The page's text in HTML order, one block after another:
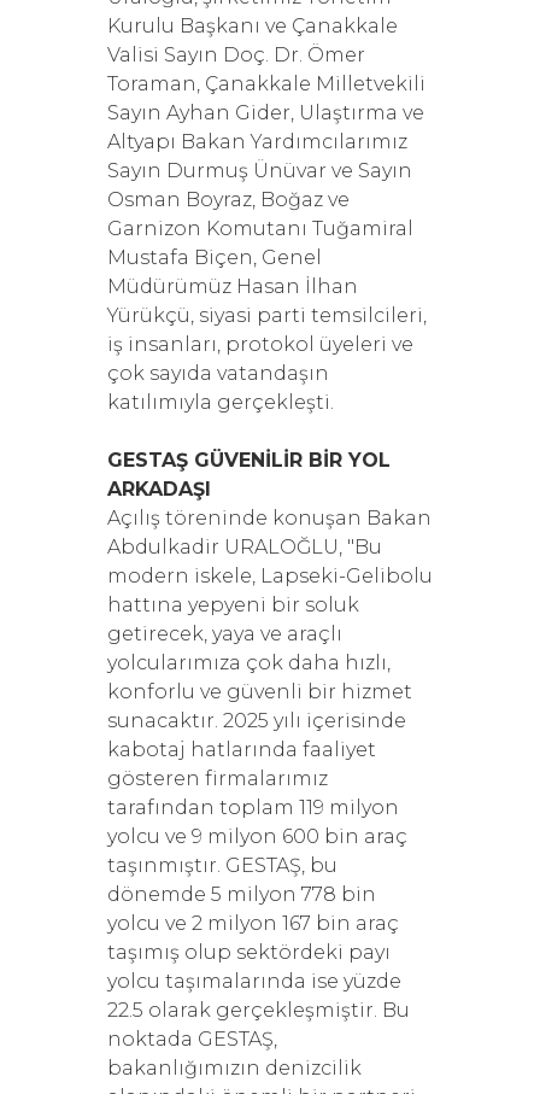
Kurulu Başkanı ve Çanakkale
Valisi Sayın Doç. Dr. Ömer
Toraman, Çanakkale Milletvekili
Sayın Ayhan Gider, Ulaştırma ve
Altyapı Bakan Yardımcılarımız
Sayın Durmuş Ünüvar ve Sayın
Osman Boyraz, Boğaz ve
Garnizon Komutanı Tuğamiral
Mustafa Biçen, Genel
Müdürümüz Hasan İlhan
Yürükçü, siyasi parti temsilcileri,
iş insanları, protokol üyeleri ve
çok sayıda vatandaşın
katılımıyla gerçekleşti.
GESTAŞ GÜVENİLİR BİR YOL
ARKADAŞI
Açılış töreninde konuşan Bakan
Abdulkadir URALOĞLU, "Bu
modern iskele, Lapseki-Gelibolu
hattına yepyeni bir soluk
getirecek, yaya ve araçlı
yolcularımıza çok daha hızlı,
konforlu ve güvenli bir hizmet
sunacaktır. 2025 yılı içerisinde
kabotaj hatlarında faaliyet
gösteren firmalarımız
tarafından toplam 119 milyon
yolcu ve 9 milyon 600 bin araç
taşınmıştır. GESTAŞ, bu
dönemde 5 milyon 778 bin
yolcu ve 2 milyon 167 bin araç
taşımış olup sektördeki payı
yolcu taşımalarında ise yüzde
22.5 olarak gerçekleşmiştir. Bu
noktada GESTAŞ,
bakanlığımızın denizcilik